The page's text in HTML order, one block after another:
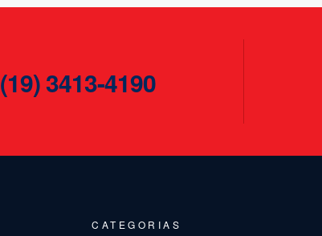
(19) 3413-4190
CATEGORIAS